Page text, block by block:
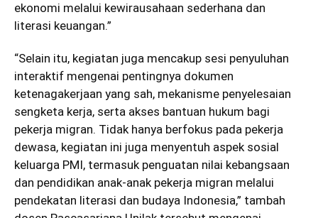
ekonomi melalui kewirausahaan sederhana dan
literasi keuangan.”
“Selain itu, kegiatan juga mencakup sesi penyuluhan
interaktif mengenai pentingnya dokumen
ketenagakerjaan yang sah, mekanisme penyelesaian
sengketa kerja, serta akses bantuan hukum bagi
pekerja migran. Tidak hanya berfokus pada pekerja
dewasa, kegiatan ini juga menyentuh aspek sosial
keluarga PMI, termasuk penguatan nilai kebangsaan
dan pendidikan anak-anak pekerja migran melalui
pendekatan literasi dan budaya Indonesia,” tambah